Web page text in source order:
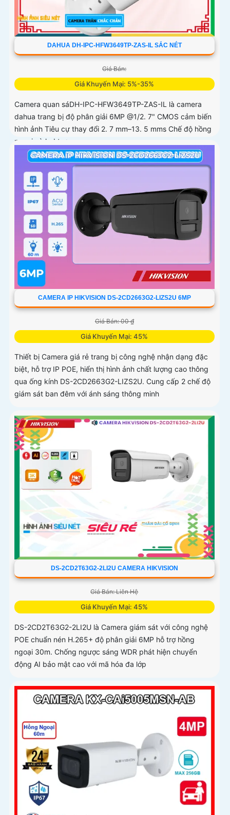
DAHUA DH-IPC-HFW3649TP-ZAS-IL SẮC NÉT
Giá Bán:
Giá Khuyến Mại: 5%-35%
Camera quan sáDH-IPC-HFW3649TP-ZAS-IL là camera
dahua trang bị độ phân giải 6MP @1/2. 7" CMOS cảm biến
hình ảnh Tiêu cự thay đổi 2. 7 mm–13. 5 mms Chế độ hồng
ngoại và led trợ...
CAMERA IP HIKVISION DS-2CD2663G2-LIZS2U 6MP
Giá Bán: 00 ₫
Giá Khuyến Mại: 45%
Thiết bị Camera giá rẻ trang bị công nghệ nhận dạng đặc
biệt, hỗ trợ IP POE, hiển thị hình ảnh chất lượng cao thông
qua ống kính DS-2CD2663G2-LIZS2U. Cung cấp 2 chế độ
giám sát ban đêm với ánh sáng thông minh
DS-2CD2T63G2-2LI2U CAMERA HIKVISION
Giá Bán: Liên Hệ
Giá Khuyến Mại: 45%
DS-2CD2T63G2-2LI2U là Camera giám sát với công nghệ
POE chuẩn nén H.265+ độ phân giải 6MP hỗ trợ hồng
ngoại 30m. Chống ngược sáng WDR phát hiện chuyển
động AI bảo mật cao với mã hóa đa lớp